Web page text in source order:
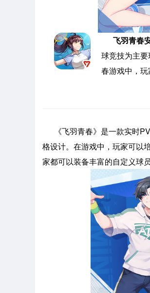
飞羽青春
球竞技为主
春游戏中，
《飞羽青春》是一款实时
格设计。在游戏中，玩家可以
家都可以装备丰富的自定义球